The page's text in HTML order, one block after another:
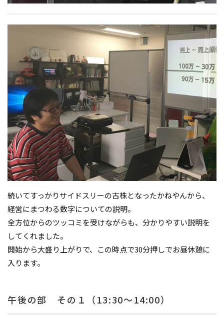
続いてすっかりサイドスリーの古株となったかねやんから、
経営にまつわる数字についての説明。
全方位からのツッコミを受けながらも、分かりやすい説明を
してくれました。
開始から大盛り上がりで、この時点で30分押しでお昼休憩に
入ります。
午後の部 その１（13:30～14:00）